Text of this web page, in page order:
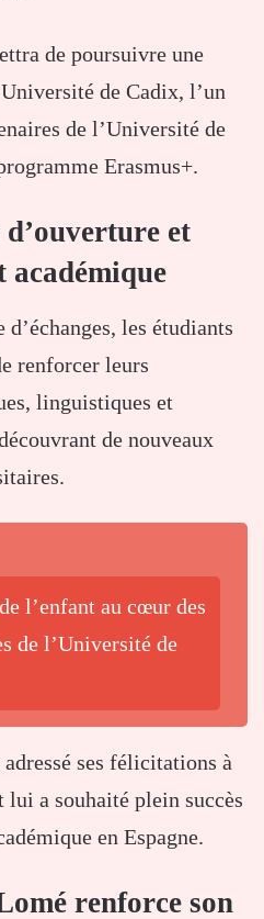
de poursuivre une
de Cadix, l’un
de l’Université de
Erasmus+.
et
académique
les étudiants
renforcer leurs
linguistiques et
de nouveaux
l’enfant au cœur des
de l’Université de
ses félicitations à
lui a souhaité plein succès
en Espagne.
renforce son